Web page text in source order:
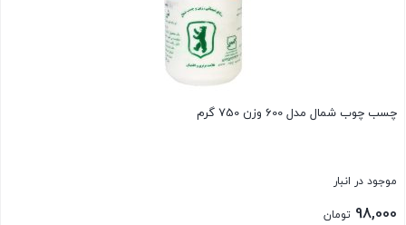
چسب چوب شمال مدل 600 وزن 750 گرم
موجود در انبار
98,000 تومان